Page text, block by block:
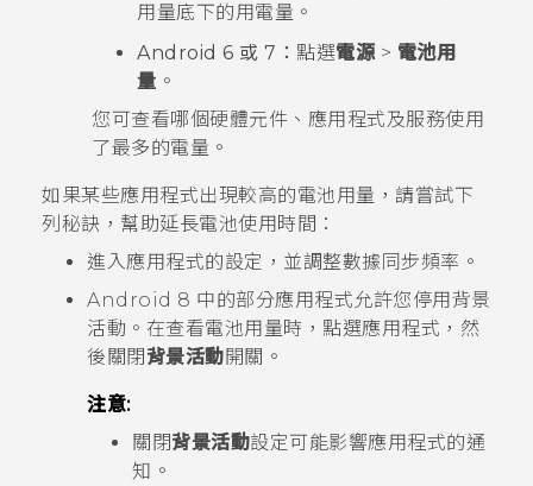
用量底下的用電量。
Android 6 或 7： 點選電源> 電池用
量 。
您可查看哪個硬體元件、應用程式及服務使用
了最多的電量。
如果某些應用程式出現較高的電池用量，請嘗試下
列秘訣，幫助延長電池使用時間：
進入應用程式的設定，並調整數據同步頻率。
Android 8 中的部分應用程式允許您停用背景
活動。在查看電池用量時，點選應用程式，然
後關閉 背景活動開關。
注意:
關閉背景活動設定可能影響應用程式的通
知。